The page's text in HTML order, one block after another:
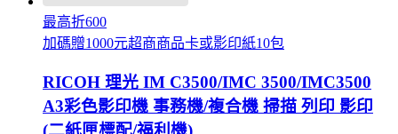
最高折600
加碼贈1000元超商商品卡或影印紙10包
RICOH 理光 IM C3500/IMC 3500/IMC3500
A3彩色影印機 事務機/複合機 掃描 列印 影印
(二紙匣標配/福利機)